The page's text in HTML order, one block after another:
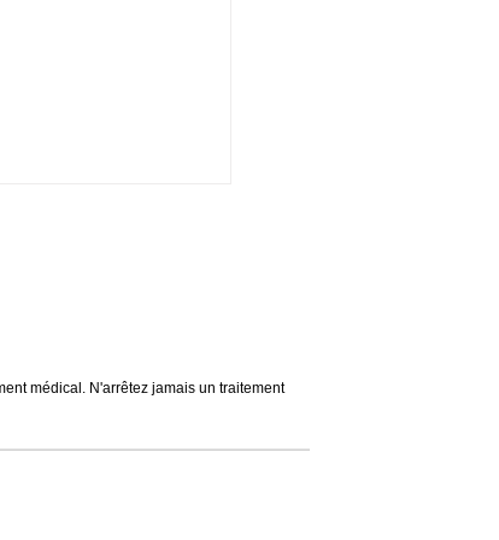
& Voyage
médical. N'arrêtez jamais un traitement